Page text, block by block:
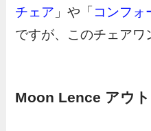
チェア 」や「 コンフォ
ですが、このチェアワ
Moon Lence アウ